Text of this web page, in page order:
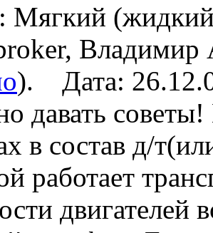
Мягкий
Владимир
). Дата:
давать
в состав д/
работает
двигателей